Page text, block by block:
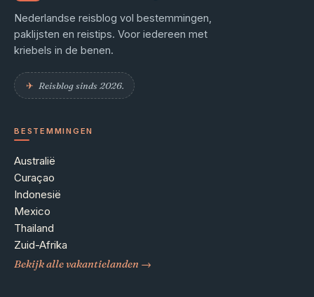
Nederlandse reisblog vol bestemmingen,
paklijsten en reistips. Voor iedereen met
kriebels in de benen.
✈︎ Reisblog sinds 2026.
BESTEMMINGEN
Australië
Curaçao
Indonesië
Mexico
Thailand
Zuid-Afrika
Bekijk alle vakantielanden →